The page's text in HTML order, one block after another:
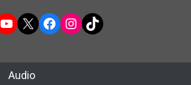
YouTube
X Facebook
Instagram
TikTok
Audio